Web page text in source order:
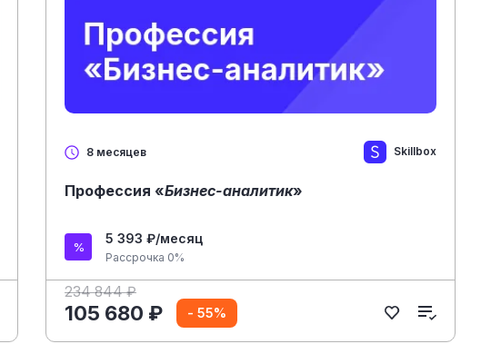
8 месяцев Skillbox
Профессия «Бизнес-аналитик»
5 393 ₽/месяц
Рассрочка 0%
234 844 ₽
105 680 ₽ - 55%